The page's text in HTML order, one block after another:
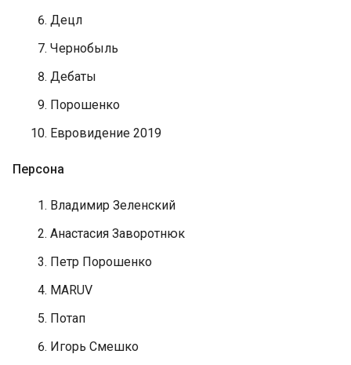
Децл
Чернобыль
Дебаты
Порошенко
Евровидение 2019
Персона
Владимир Зеленский
Анастасия Заворотнюк
Петр Порошенко
MARUV
Потап
Игорь Смешко